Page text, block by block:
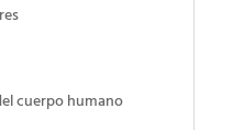
cuerpo humano